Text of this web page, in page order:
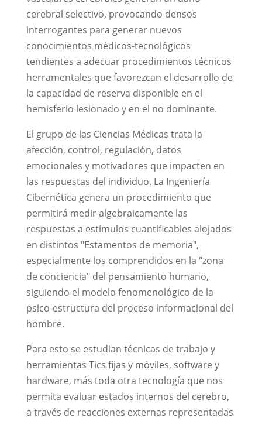
cerebral selectivo, provocando densos
interrogantes para generar nuevos
conocimientos médicos-tecnológicos
tendientes a adecuar procedimientos técnicos
herramentales que favorezcan el desarrollo de
la capacidad de reserva disponible en el
hemisferio lesionado y en el no dominante.
El grupo de las Ciencias Médicas trata la
afección, control, regulación, datos
emocionales y motivadores que impacten en
las respuestas del individuo. La Ingeniería
Cibernética genera un procedimiento que
permitirá medir algebraicamente las
respuestas a estímulos cuantificables alojados
en distintos "Estamentos de memoria",
especialmente los comprendidos en la "zona
de conciencia" del pensamiento humano,
siguiendo el modelo fenomenológico de la
psico-estructura del proceso informacional del
hombre.
Para esto se estudian técnicas de trabajo y
herramientas Tics fijas y móviles, software y
hardware, más toda otra tecnología que nos
permita evaluar estados internos del cerebro,
a través de reacciones externas representadas